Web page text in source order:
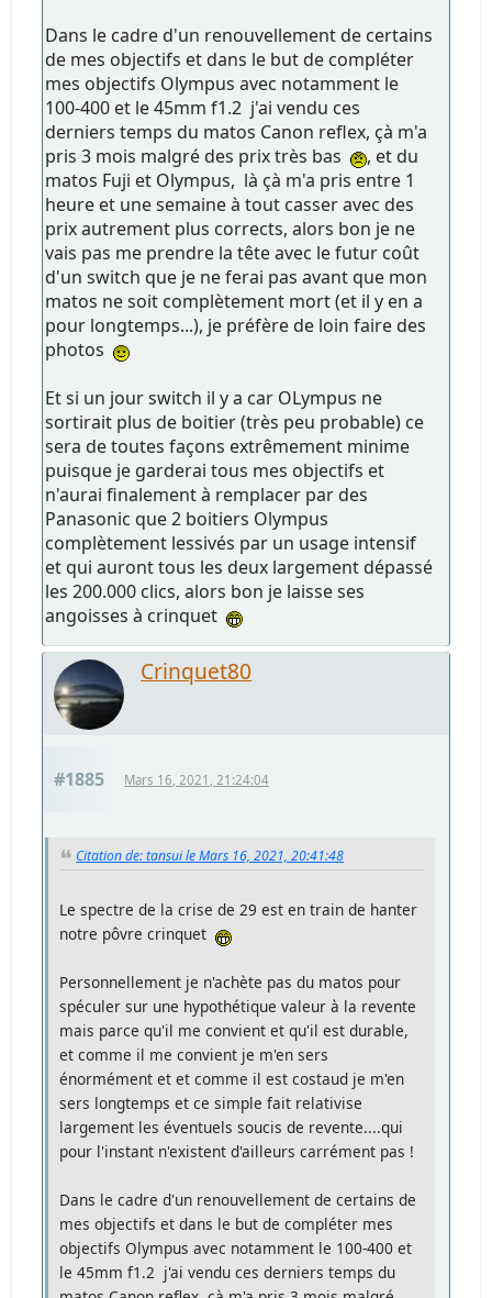
Dans le cadre d'un renouvellement de certains
de mes objectifs et dans le but de compléter
mes objectifs Olympus avec notamment le
100-400 et le 45mm f1.2 j'ai vendu ces
derniers temps du matos Canon reflex, çà m'a
pris 3 mois malgré des prix très bas
, et du
matos Fuji et Olympus, là çà m'a pris entre 1
heure et une semaine à tout casser avec des
prix autrement plus corrects, alors bon je ne
vais pas me prendre la tête avec le futur coût
d'un switch que je ne ferai pas avant que mon
matos ne soit complètement mort (et il y en a
pour longtemps...), je préfère de loin faire des
photos
Et si un jour switch il y a car OLympus ne
sortirait plus de boitier (très peu probable) ce
sera de toutes façons extrêmement minime
puisque je garderai tous mes objectifs et
n'aurai finalement à remplacer par des
Panasonic que 2 boitiers Olympus
complètement lessivés par un usage intensif
et qui auront tous les deux largement dépassé
les 200.000 clics, alors bon je laisse ses
angoisses à crinquet
Crinquet80
#1885 Mars 16, 2021, 21:24:04
Citation de: tansui le Mars 16, 2021, 20:41:48
Le spectre de la crise de 29 est en train de hanter
notre pôvre crinquet
Personnellement je n'achète pas du matos pour
spéculer sur une hypothétique valeur à la revente
mais parce qu'il me convient et qu'il est durable,
et comme il me convient je m'en sers
énormément et et comme il est costaud je m'en
sers longtemps et ce simple fait relativise
largement les éventuels soucis de revente....qui
pour l'instant n'existent d'ailleurs carrément pas !
Dans le cadre d'un renouvellement de certains de
mes objectifs et dans le but de compléter mes
objectifs Olympus avec notamment le 100-400 et
le 45mm f1.2 j'ai vendu ces derniers temps du